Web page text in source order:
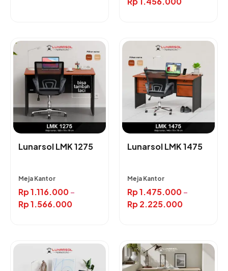
Lunarsol LMK 1275
Meja Kantor
Rp1.116.000–
Rp1.566.000
Lunarsol LMK 1475
Meja Kantor
Rp1.475.000–
Rp2.225.000